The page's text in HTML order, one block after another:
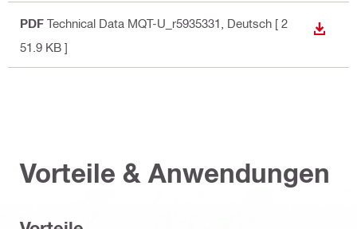
PDF Technical Data MQT-U_r5935331 , Deutsch [ 2
51.9 KB ]
Vorteile & Anwendungen